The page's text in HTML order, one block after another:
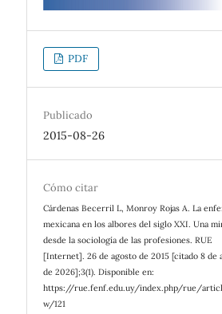
PDF
Publicado
2015-08-26
Cómo citar
Cárdenas Becerril L, Monroy Rojas A. La
mexicana en los albores del siglo XXI. Una
desde la sociología de las profesiones. RUE
[Internet]. 26 de agosto de 2015 [citado 8 de
de 2026];3(1). Disponible en:
https://rue.fenf.edu.uy/index.php/rue/
w/121